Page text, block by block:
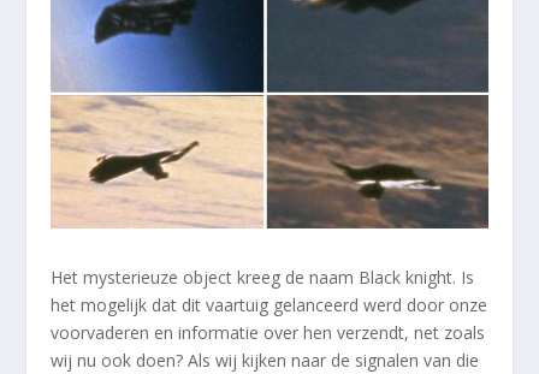
Het mysterieuze object kreeg de naam Black knight. Is
het mogelijk dat dit vaartuig gelanceerd werd door onze
voorvaderen en informatie over hen verzendt, net zoals
wij nu ook doen? Als wij kijken naar de signalen van die